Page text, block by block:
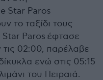
Star Paros
το ταξίδι τους
Star Paros έφτασε
τις 02:00, παρέλαβε
ενώ στις 05:15
του Πειραιά.